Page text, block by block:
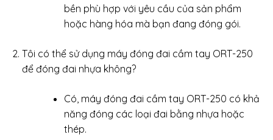
bền phù hợp với yêu cầu của sản phẩm
hoặc hàng hóa mà bạn đang đóng gói.
Tôi có thể sử dụng máy đóng đai cầm tay ORT-250
để đóng đai nhựa không?
Có, máy đóng đai cầm tay ORT-250 có khả
năng đóng các loại đai bằng nhựa hoặc
thép.